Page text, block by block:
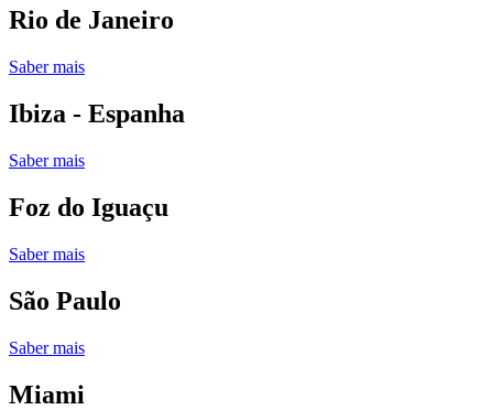
Rio de Janeiro
Saber mais
Ibiza - Espanha
Saber mais
Foz do Iguaçu
Saber mais
São Paulo
Saber mais
Miami